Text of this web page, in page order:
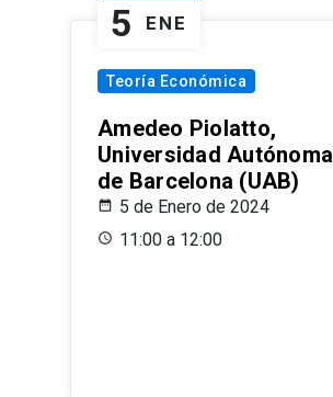
5 ENE
Teoría Económica
Amedeo Piolatto,
Universidad Autónoma
de Barcelona (UAB)
5 de Enero de 2024
11:00 a 12:00